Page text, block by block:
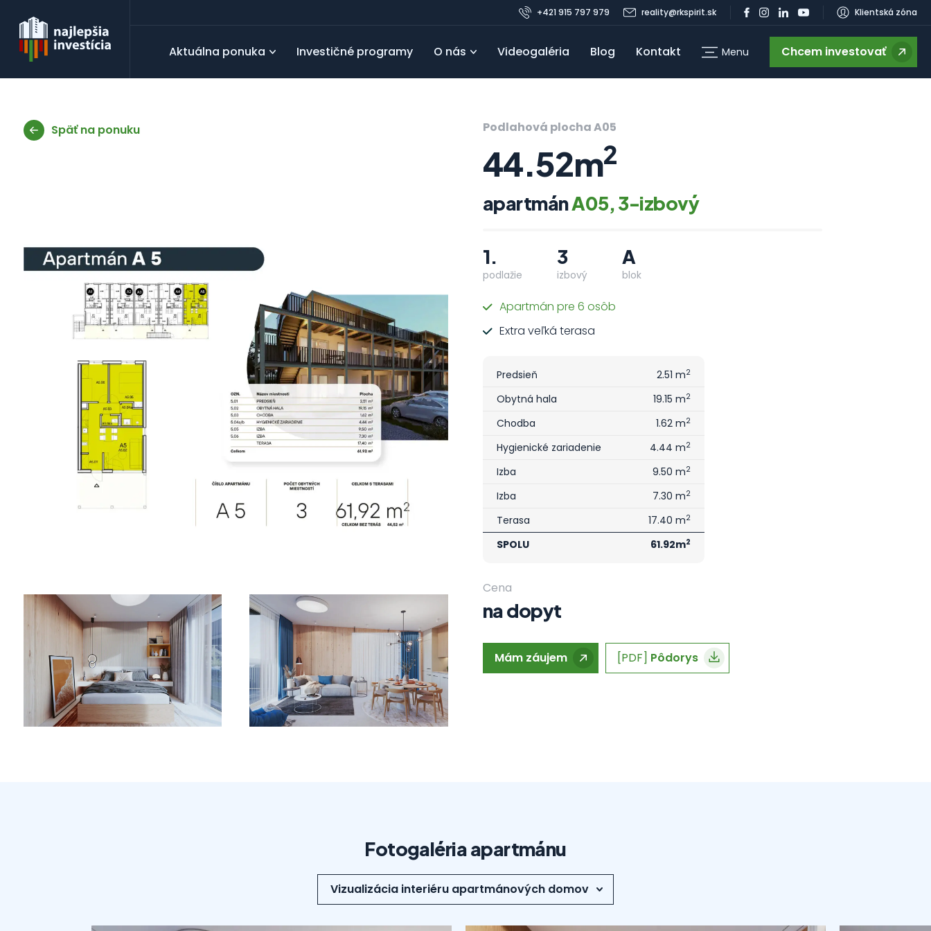
+421 915 797 979 reality@rkspirit.sk Klientská zóna
Aktuálna ponuka Investičné programy O nás Videogaléria Blog Kontakt Menu Chcem investovať
Späť na ponuku Podlahová plocha A05
44.52m2
apartmánA05, 3-izbový
1.
podlažie
3
izbový
A
blok
Apartmán pre 6 osôb
Extra veľká terasa
Predsieň 2.51 m2
Obytná hala 19.15 m2
Chodba 1.62 m2
Hygienické zariadenie 4.44 m2
Izba 9.50 m2
Izba 7.30 m2
Terasa 17.40 m2
SPOLU 61.92m2
Cena
na dopyt
Mám záujem [PDF] Pôdorys
Fotogaléria apartmánu